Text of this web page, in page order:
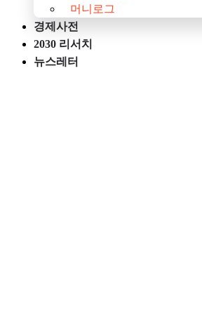
머니로그
경제사전
2030 리서치
뉴스레터